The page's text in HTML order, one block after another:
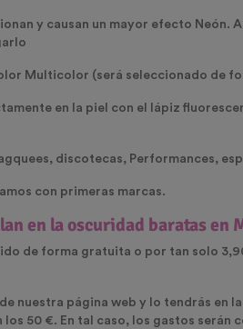
y causan un mayor efecto Neón.
Multicolor (será seleccionado de
en la piel con el lápiz
discotecas, Performances,
con primeras marcas.
en la oscuridad baratas en
de forma gratuita o por tan solo
nuestra página web y lo tendrás en
50 €. En tal caso, los gastos serán